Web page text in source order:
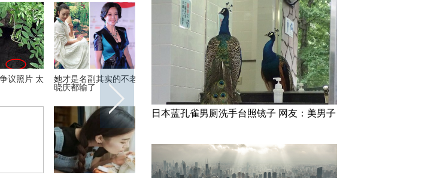
她才是名副其实的不老女神 连刘
震惊娱乐圈！baby下巴兜不住的
整容真相
万万没想到！9岁女孩头竟皮植
入4个气球
日本蓝孔雀男厕洗手台照镜子 网友：美男子